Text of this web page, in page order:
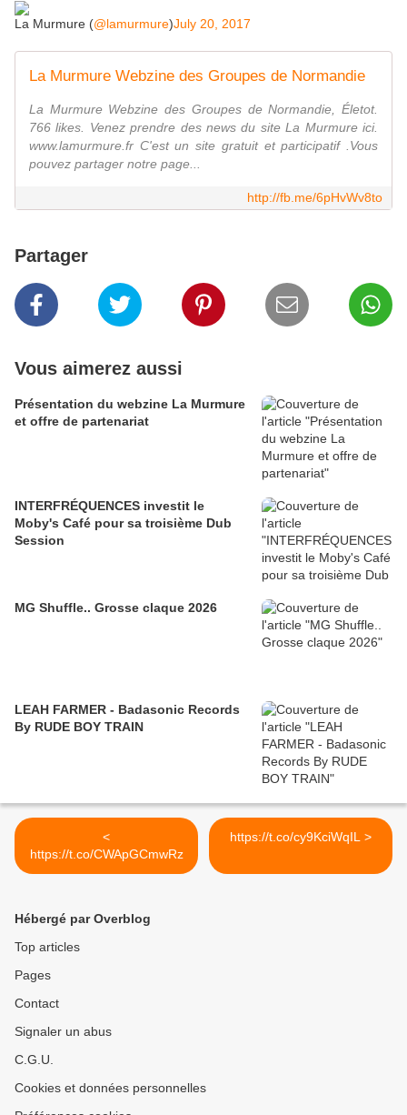
La Murmure (@lamurmure)July 20, 2017
La Murmure Webzine des Groupes de Normandie
La Murmure Webzine des Groupes de Normandie, Életot.
766 likes. Venez prendre des news du site La Murmure ici.
www.lamurmure.fr C'est un site gratuit et participatif .Vous
pouvez partager notre page...
http://fb.me/6pHvWv8to
Partager
Vous aimerez aussi
Présentation du webzine La Murmure
et offre de partenariat
INTERFRÉQUENCES investit le
Moby's Café pour sa troisième Dub
Session
MG Shuffle.. Grosse claque 2026
LEAH FARMER - Badasonic Records
By RUDE BOY TRAIN
<
https://t.co/CWApGCmwRz
https://t.co/cy9KciWqIL >
Hébergé par Overblog
Top articles
Pages
Contact
Signaler un abus
C.G.U.
Cookies et données personnelles